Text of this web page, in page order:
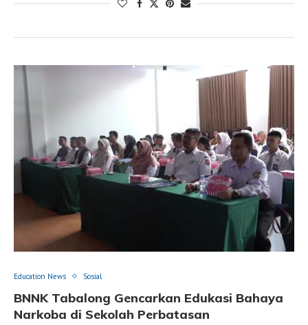
Education News Sosial
BNNK Tabalong Gencarkan Edukasi Bahaya
Narkoba di Sekolah Perbatasan